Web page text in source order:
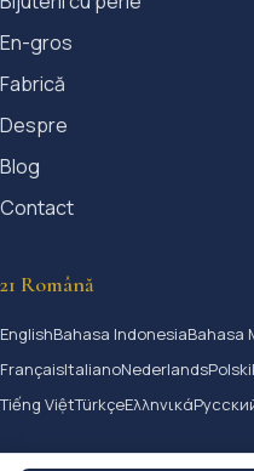
En-gros
Fabrică
Despre
Blog
Contact
21 Română
EnglishBahasa IndonesiaBahasa
FrançaisItalianoNederlandsPolski
Tiếng ViệtTürkçeΕλληνικά